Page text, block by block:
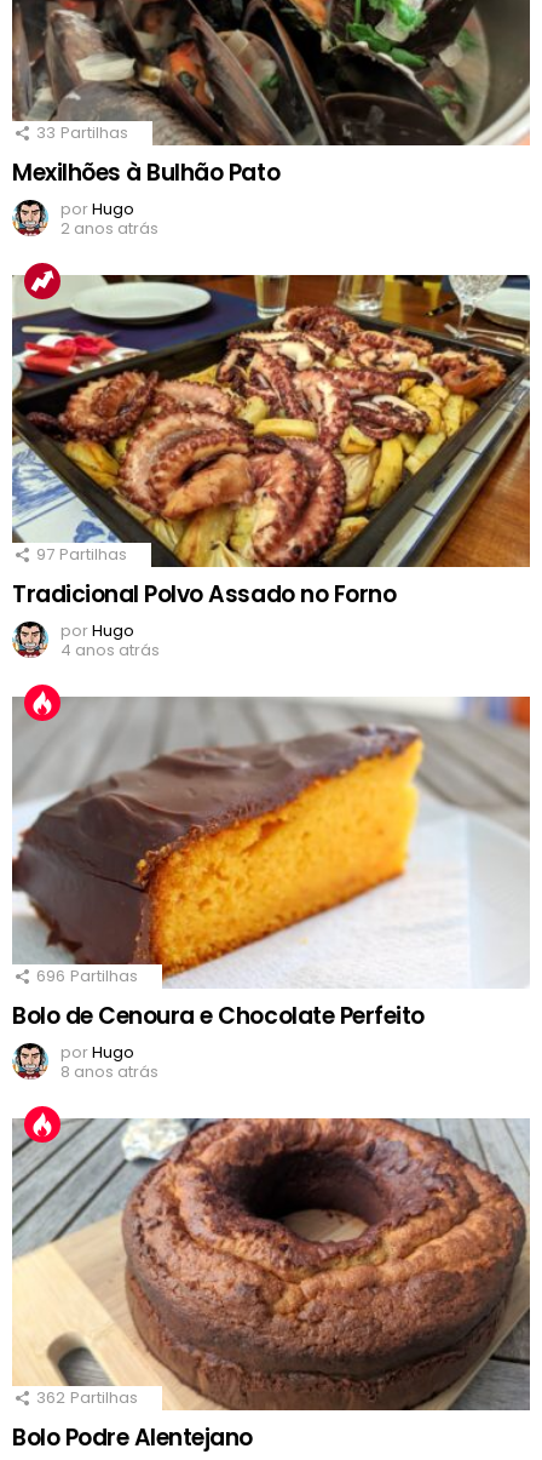
33 Partilhas
Mexilhões à Bulhão Pato
porHugo
2 anos atrás
97 Partilhas
Tradicional Polvo Assado no Forno
porHugo
4 anos atrás
696 Partilhas
Bolo de Cenoura e Chocolate Perfeito
porHugo
8 anos atrás
362 Partilhas
Bolo Podre Alentejano